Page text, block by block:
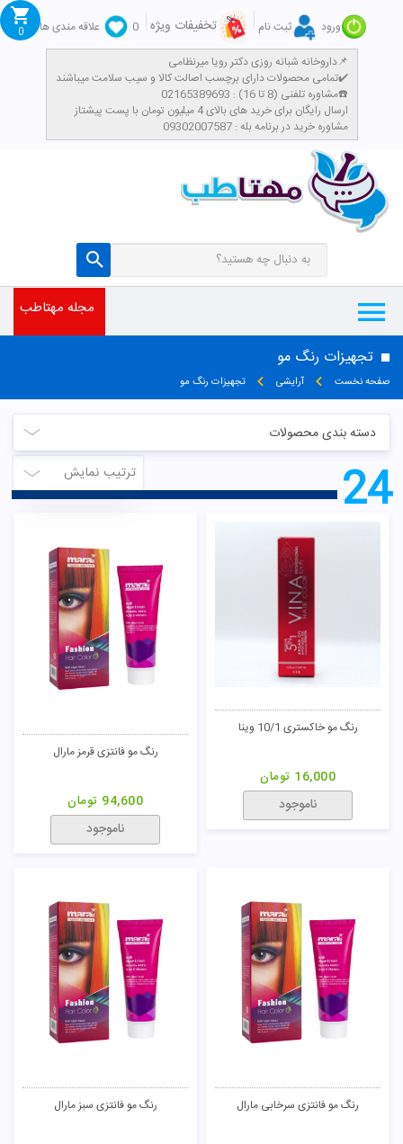
ورود ثبت نام تخفیفات ویژه 0
علاقه مندی ها
داروخانه شبانه روزی دکتر رویا میرنظامی📌
تمامی محصولات دارای برچسب اصالت کالا و سیب سلامت میباشند✔️
مشاوره تلفنی (8 تا 16) : 02165389693☎️
​ارسال رایگان برای خرید های بالای 4 میلیون تومان با پست پیشتاز
مشاوره خرید در برنامه بله : 09302007587
0
مجله مهتاطب
تجهیزات رنگ مو
صفحه نخست آرایشی تجهیزات رنگ مو
دسته بندی محصولات
ترتیب نمایش
24
رنگ مو خاکستری 10/1 وینا
16,000 تومان
ناموجود
رنگ مو فانتزی قرمز مارال
94,600 تومان
ناموجود
رنگ مو فانتزی سرخابی مارال رنگ مو فانتزی سبز مارال